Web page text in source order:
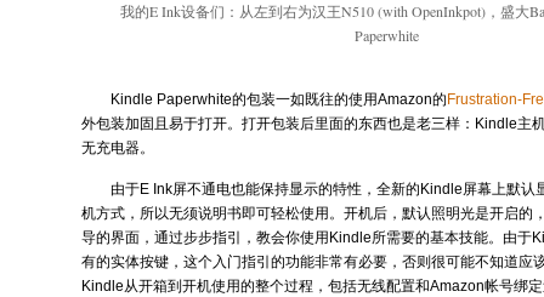
我的E Ink设备们：从左到右为汉王N510 (with OpenInkpot)，盛大
Paperwhite
Kindle Paperwhite的包装一如既往的使用Amazon的Frustration-
外包装加固且易于打开。打开包装后里面的东西也是老三样：Kindle主
无充电器。
由于E Ink屏不通电也能保持显示的特性，全新的Kindle屏幕上默认
机方式，所以无须说明书即可轻松使用。开机后，默认照明光是开启的
导的界面，通过步步指引，教会你使用Kindle所需要的基本技能。由于
有的实体按键，这个入门指引的功能非常有必要，否则很可能不知道应
Kindle从开箱到开机使用的整个过程，包括无线配置和Amazon帐号绑